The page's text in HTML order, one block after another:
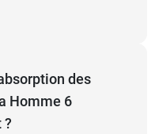
des
Homme 6
?